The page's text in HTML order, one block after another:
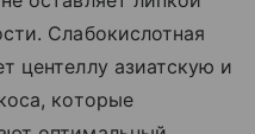
Слабокислотная
центеллу азиатскую и
которые